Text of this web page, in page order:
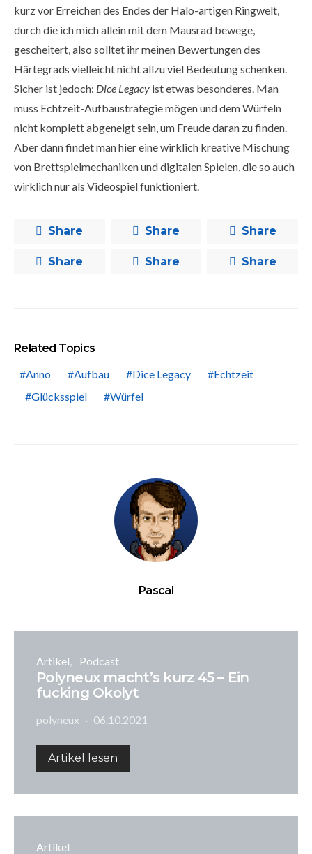
kurz vor Erreichen des Endes der Halo-artigen Ringwelt,
durch die ich mich allein mit dem Mausrad bewege,
gescheitert, also solltet ihr meinen Bewertungen des
Härtegrads vielleicht nicht allzu viel Bedeutung schenken.
Sicher ist jedoch: Dice Legacy ist etwas besonderes. Man
muss Echtzeit-Aufbaustrategie mögen und dem Würfeln
nicht komplett abgeneigt sein, um Freude daran zu finden.
Aber dann findet man hier eine wirklich kreative Mischung
von Brettspielmechaniken und digitalen Spielen, die so auch
wirklich nur als Videospiel funktioniert.
Share Share Share
Share Share Share
Related Topics
Anno
Aufbau Dice Legacy
Echtzeit
Glücksspiel
Würfel
Pascal
Artikel Podcast
Polyneux macht’s kurz 45 – Ein
fucking Okolyt
polyneux 06.10.2021
Artikel lesen
Artikel